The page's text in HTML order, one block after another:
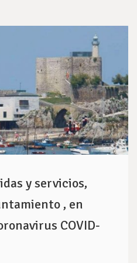
y servicios,
, en
COVID-